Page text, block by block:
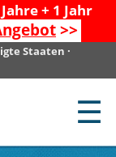
+ 1 Jahr
>>
Staaten ·
☰